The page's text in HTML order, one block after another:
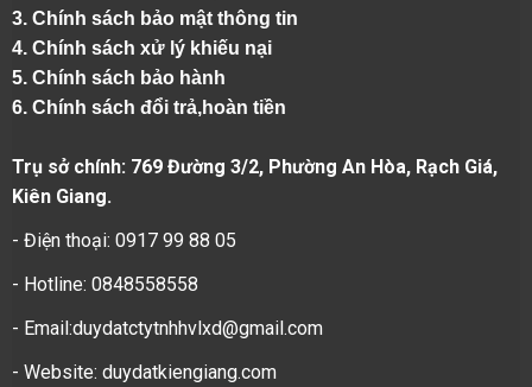
3. Chính sách bảo mật thông tin
4. Chính sách xử lý khiếu nại
5. Chính sách bảo hành
6. Chính sách đổi trả,hoàn tiền
Trụ sở chính: 769 Đường 3/2, Phường An Hòa, Rạch Giá,
Kiên Giang.
- Điện thoại: 0917 99 88 05
- Hotline: 0848558558
- Email:duydatctytnhhvlxd@gmail.com
- Website: duydatkiengiang.com